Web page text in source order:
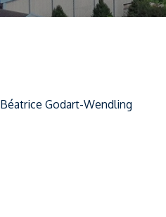
Béatrice Godart-Wendling